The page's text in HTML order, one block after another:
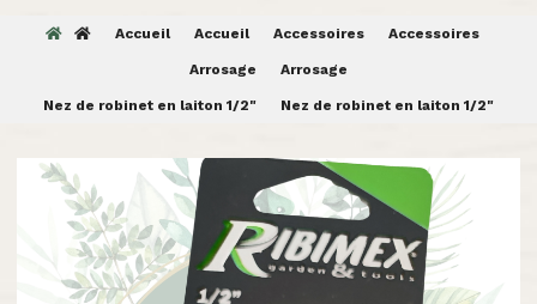
Accueil Accueil Accessoires Accessoires
Arrosage Arrosage
Nez de robinet en laiton 1/2" Nez de robinet en laiton 1/2"